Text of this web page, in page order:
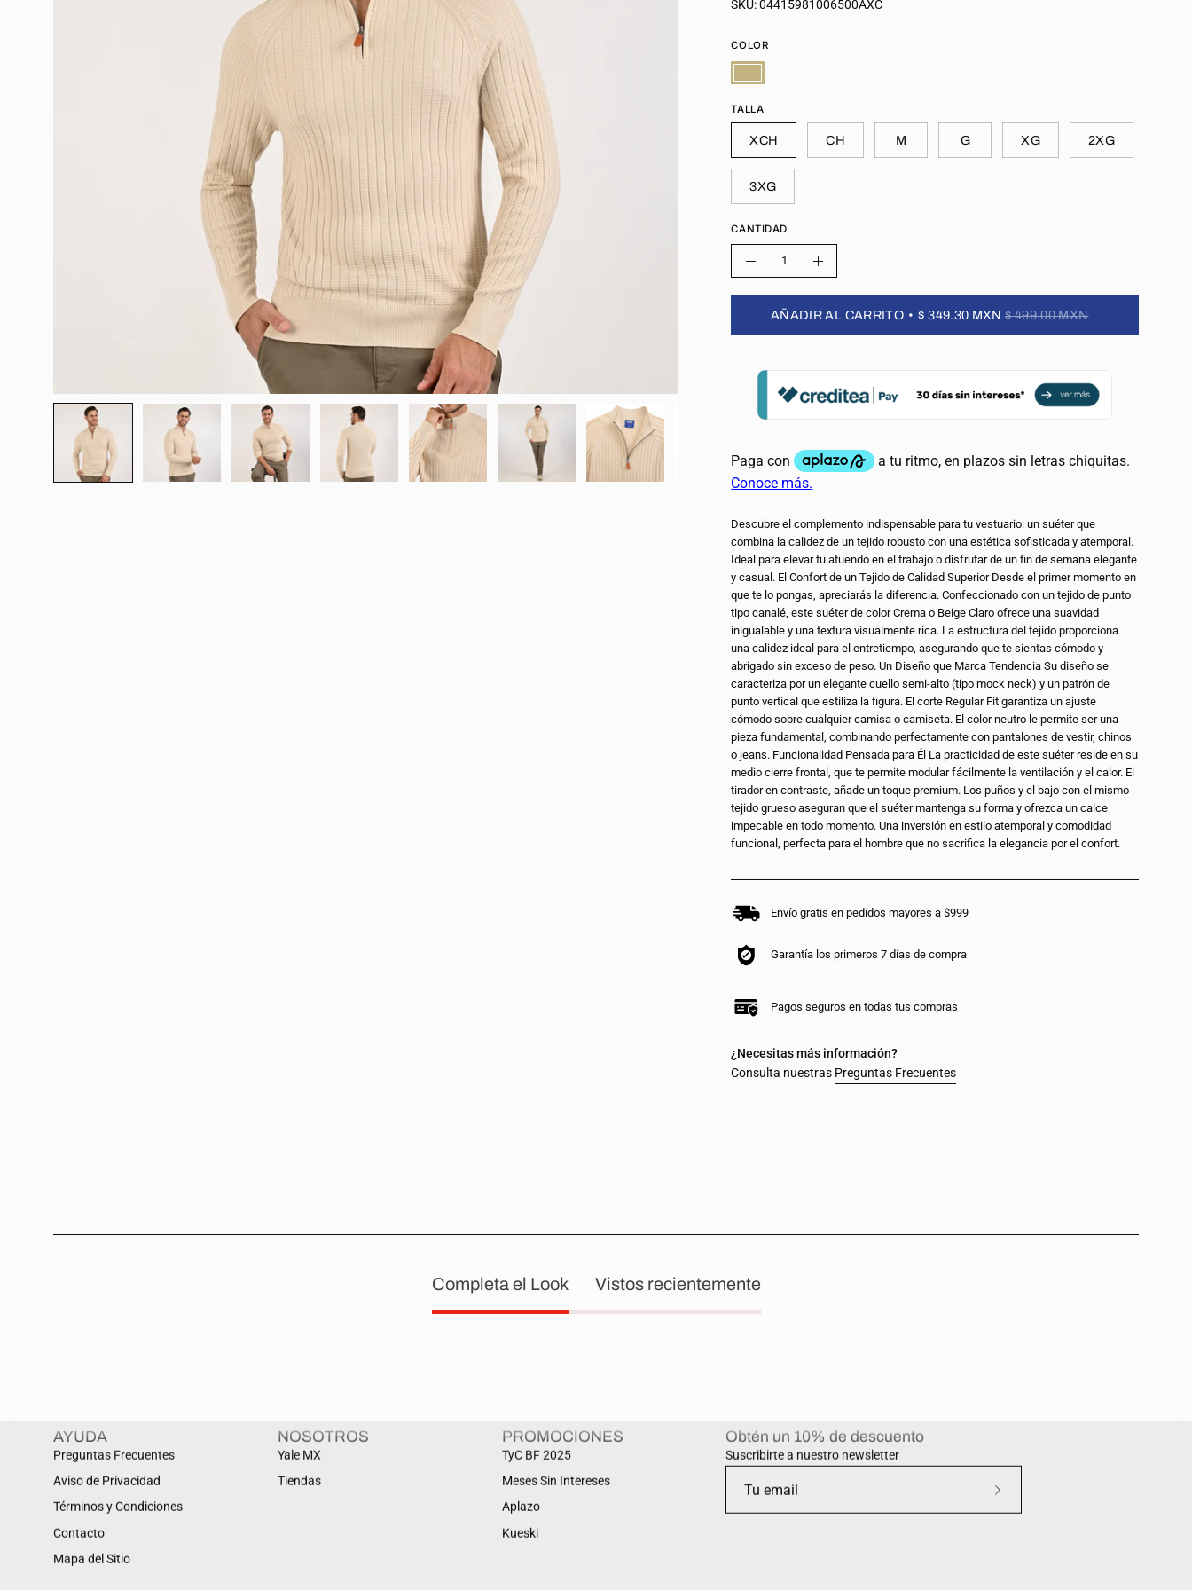
SKU:04415981006500AXC
COLOR
TALLA
XCH CH M G XG 2XG
3XG
CANTIDAD
Cantidad
la
cantidad
Aumentar
la
cantidad
AÑADIR AL CARRITO $ 349.30 MXN $ 499.00 MXN
Descubre el complemento indispensable para tu vestuario: un suéter que
combina la calidez de un tejido robusto con una estética sofisticada y atemporal.
Ideal para elevar tu atuendo en el trabajo o disfrutar de un fin de semana elegante
y casual. El Confort de un Tejido de Calidad Superior Desde el primer momento en
que te lo pongas, apreciarás la diferencia. Confeccionado con un tejido de punto
tipo canalé, este suéter de color Crema o Beige Claro ofrece una suavidad
inigualable y una textura visualmente rica. La estructura del tejido proporciona
una calidez ideal para el entretiempo, asegurando que te sientas cómodo y
abrigado sin exceso de peso. Un Diseño que Marca Tendencia Su diseño se
caracteriza por un elegante cuello semi-alto (tipo mock neck) y un patrón de
punto vertical que estiliza la figura. El corte Regular Fit garantiza un ajuste
cómodo sobre cualquier camisa o camiseta. El color neutro le permite ser una
pieza fundamental, combinando perfectamente con pantalones de vestir, chinos
o jeans. Funcionalidad Pensada para Él La practicidad de este suéter reside en su
medio cierre frontal, que te permite modular fácilmente la ventilación y el calor. El
tirador en contraste, añade un toque premium. Los puños y el bajo con el mismo
tejido grueso aseguran que el suéter mantenga su forma y ofrezca un calce
impecable en todo momento. Una inversión en estilo atemporal y comodidad
funcional, perfecta para el hombre que no sacrifica la elegancia por el confort.
Envío gratis en pedidos mayores a $999
Garantía los primeros 7 días de compra
Pagos seguros en todas tus compras
¿Necesitas más información?
Consulta nuestras Preguntas Frecuentes
Completa el Look Vistos recientemente
AYUDA
Preguntas Frecuentes
Aviso de Privacidad
Términos y Condiciones
Contacto
Mapa del Sitio
NOSOTROS
Yale MX
Tiendas
PROMOCIONES
TyC BF 2025
Meses Sin Intereses
Aplazo
Kueski
Obtén un 10% de descuento
Suscribirte a nuestro newsletter
Suscríbete
CONSIGUE UN 10 % DE
DESCUENTO
Regístrate para recibir un 10 % de descuento
en tu primer pedido y acceder a nuestras
mejores ofertas.
Suscríbete!
No, Gracias